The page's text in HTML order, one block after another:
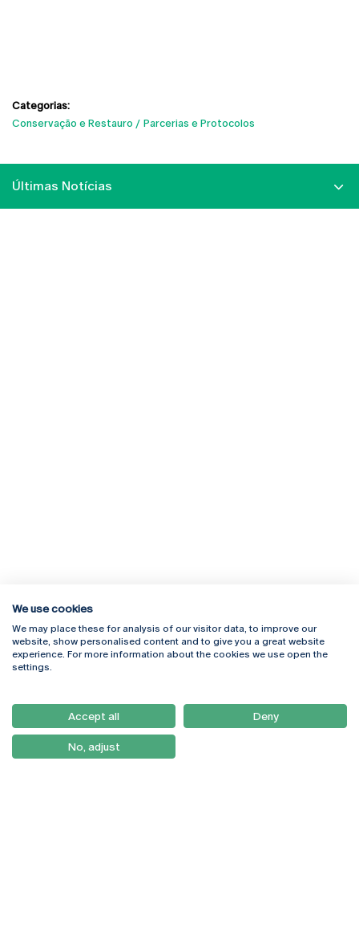
Categorias:
Conservação e Restauro
Parcerias e Protocolos
Últimas Notícias
Rua Diogo Botelho 1327
4169-005 Porto
+351 226 196 240
Campus Online
Webmail
Como Chegar
Newsletter
We use cookies
We may place these for analysis of our visitor data, to improve our
website, show personalised content and to give you a great website
experience. For more information about the cookies we use open the
settings.
Accept all Deny
No, adjust